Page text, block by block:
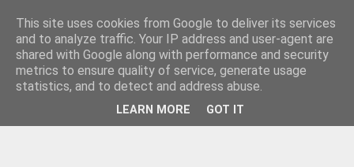
This site uses cookies from Google to deliver its services
and to analyze traffic. Your IP address and user-agent are
shared with Google along with performance and security
metrics to ensure quality of service, generate usage
statistics, and to detect and address abuse.
LEARN MORE GOT IT